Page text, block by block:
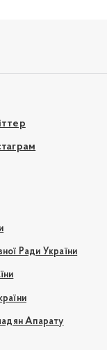
Ради України
Апарату